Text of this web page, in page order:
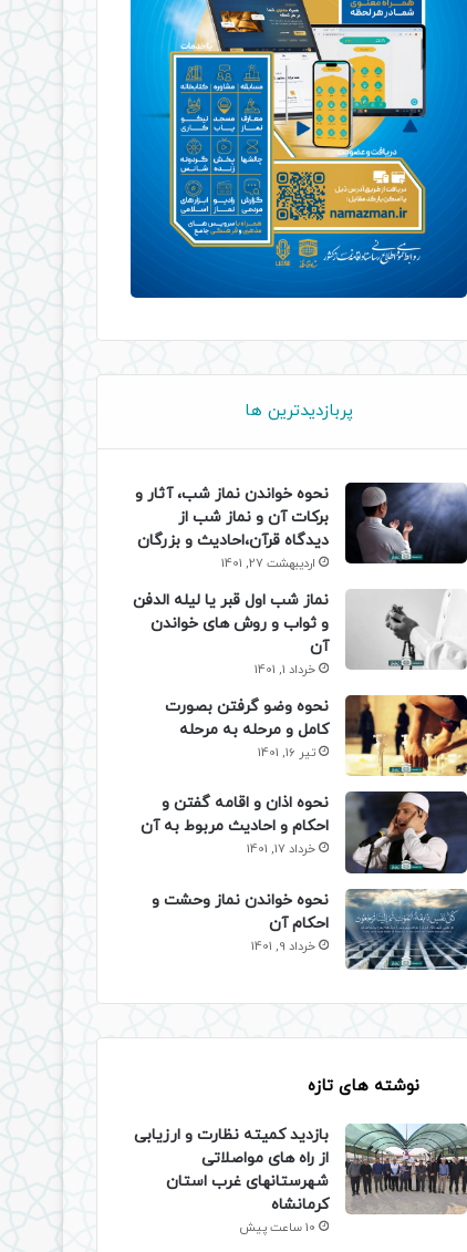
پربازدیدترین ها
نحوه خواندن نماز شب، آثار و
برکات آن و نماز شب از
دیدگاه قرآن،احادیث و بزرگان
اردیبهشت 27, 1401
نماز شب اول قبر یا لیله الدفن
و ثواب و روش های خواندن
آن
خرداد 1, 1401
نحوه وضو گرفتن بصورت
کامل و مرحله به مرحله
تیر 16, 1401
نحوه اذان و اقامه گفتن و
احکام و احادیث مربوط به آن
خرداد 17, 1401
نحوه خواندن نماز وحشت و
احکام آن
خرداد 9, 1401
نوشته های تازه
بازدید کمیته نظارت و ارزیابی
از راه های مواصلاتی
شهرستانهای غرب استان
کرمانشاه
10 ساعت پیش